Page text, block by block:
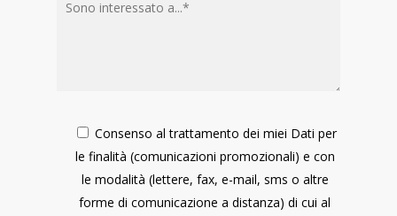
Consenso al trattamento dei miei Dati per
le finalità (comunicazioni promozionali) e con
le modalità (lettere, fax, e-mail, sms o altre
forme di comunicazione a distanza) di cui al